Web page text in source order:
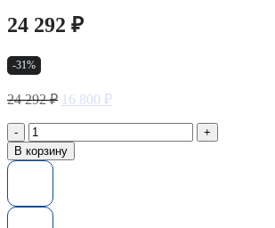
24 292 ₽
-31%
24 292₽ Первоначальная
составляла
24
292 ₽.
16 800 ₽Текущая
16
800 ₽.
Количество
товара
Жесткий
001
В корзину